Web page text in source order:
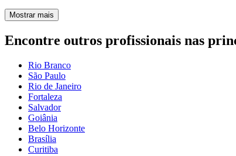
Mostrar mais
Encontre outros profissionais nas
Rio Branco
São Paulo
Rio de Janeiro
Fortaleza
Salvador
Goiânia
Belo Horizonte
Brasília
Curitiba